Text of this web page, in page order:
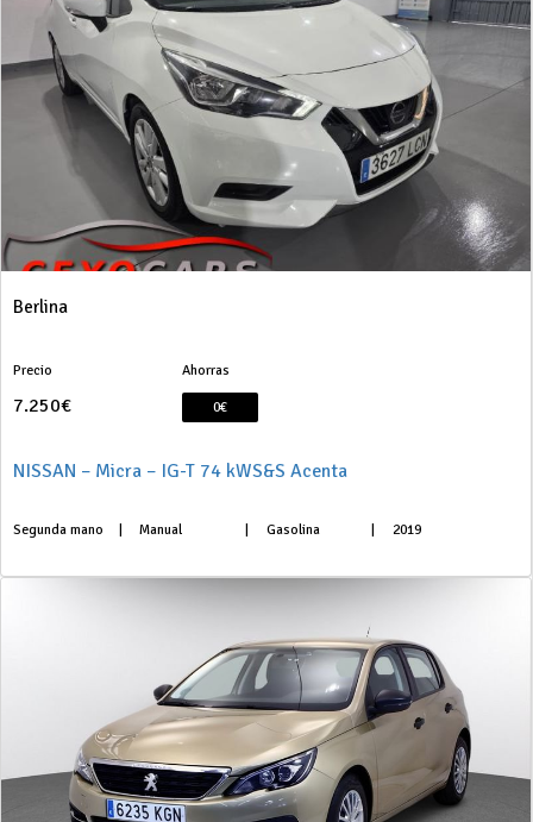
Berlina
Precio
7.250€
Ahorras
0€
NISSAN – Micra – IG-T 74 kWS&S Acenta
Segunda mano Manual Gasolina 2019